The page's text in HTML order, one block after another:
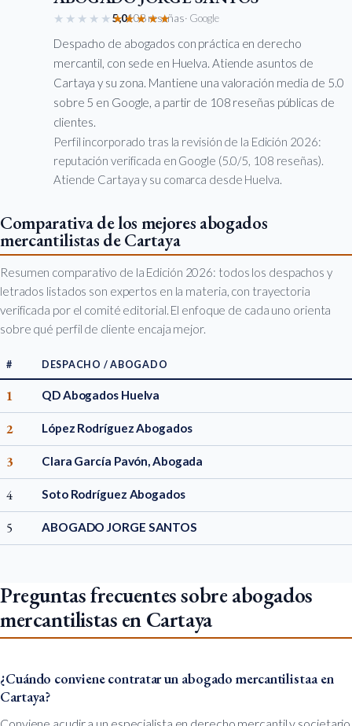
★★★★★★★★★★
5,0108 reseñas· Google
Despacho de abogados con práctica en derecho
mercantil, con sede en Huelva. Atiende asuntos de
Cartaya y su zona. Mantiene una valoración media de 5.0
sobre 5 en Google, a partir de 108 reseñas públicas de
clientes.
Perfil incorporado tras la revisión de la Edición 2026:
reputación verificada en Google (5.0/5, 108 reseñas).
Atiende Cartaya y su comarca desde Huelva.
Comparativa de los mejores abogados
mercantilistas de Cartaya
Resumen comparativo de la Edición 2026: todos los despachos y
letrados listados son expertos en la materia, con trayectoria
verificada por el comité editorial. El enfoque de cada uno orienta
sobre qué perfil de cliente encaja mejor.
# DESPACHO / ABOGADO
1 QD Abogados Huelva
2 López Rodríguez Abogados
3 Clara García Pavón, Abogada
4 Soto Rodríguez Abogados
5 ABOGADO JORGE SANTOS
Preguntas frecuentes sobre abogados
mercantilistas en Cartaya
¿Cuándo conviene contratar un abogado mercantilistaa en
Cartaya?
Conviene acudir a un especialista en derecho mercantil y societario